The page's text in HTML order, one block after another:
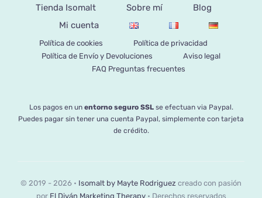
Tienda Isomalt Sobre mí
Blog
Mi cuenta
Política de cookies
Política de privacidad
Política de Envío y Devoluciones
Aviso legal
FAQ Preguntas frecuentes
Los pagos en un entorno seguro SSLse efectuan via Paypal.
Puedes pagar sin tener una cuenta Paypal, simplemente con tarjeta
de crédito.
© 2019 - 2026 • Isomalt by Mayte Rodriguez creado con pasión
por El Diván Marketing Therapy• Derechos reservados